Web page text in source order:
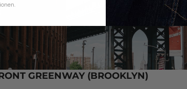
GREENWAY (BROOKLYN)